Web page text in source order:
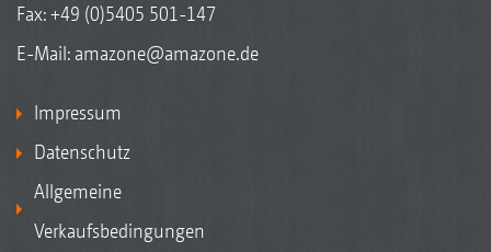
Fax: +49 (0)5405 501-147
E-Mail: amazone@amazone.de
Impressum
Datenschutz
Allgemeine
Verkaufsbedingungen